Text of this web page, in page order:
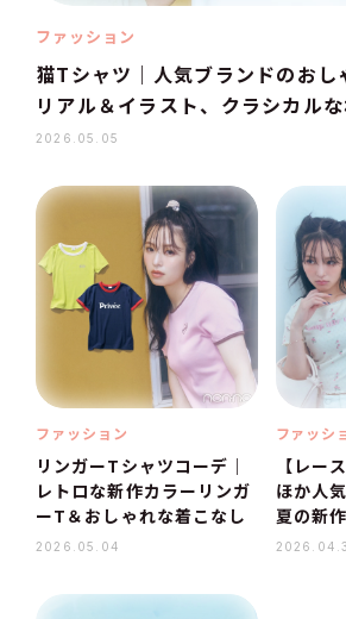
ファッション
猫Tシャツ｜人気ブランドのおし
リアル＆イラスト、クラシカル
2026.05.05
ファッション
リンガーTシャツコーデ｜
レトロな新作カラーリンガ
ーT＆おしゃれな着こなし
2026.05.04
ファッシ
【レー
ほか人
夏の新